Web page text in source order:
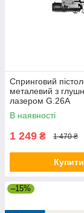
Спринговий
металевий з
лазером G.26A
В наявності
1 249 ₴ 1 470 ₴
Купити
–15%